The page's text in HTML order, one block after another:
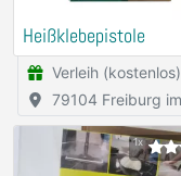
Heißklebepistole
Verleih (kostenlos)
Breisgau
1x